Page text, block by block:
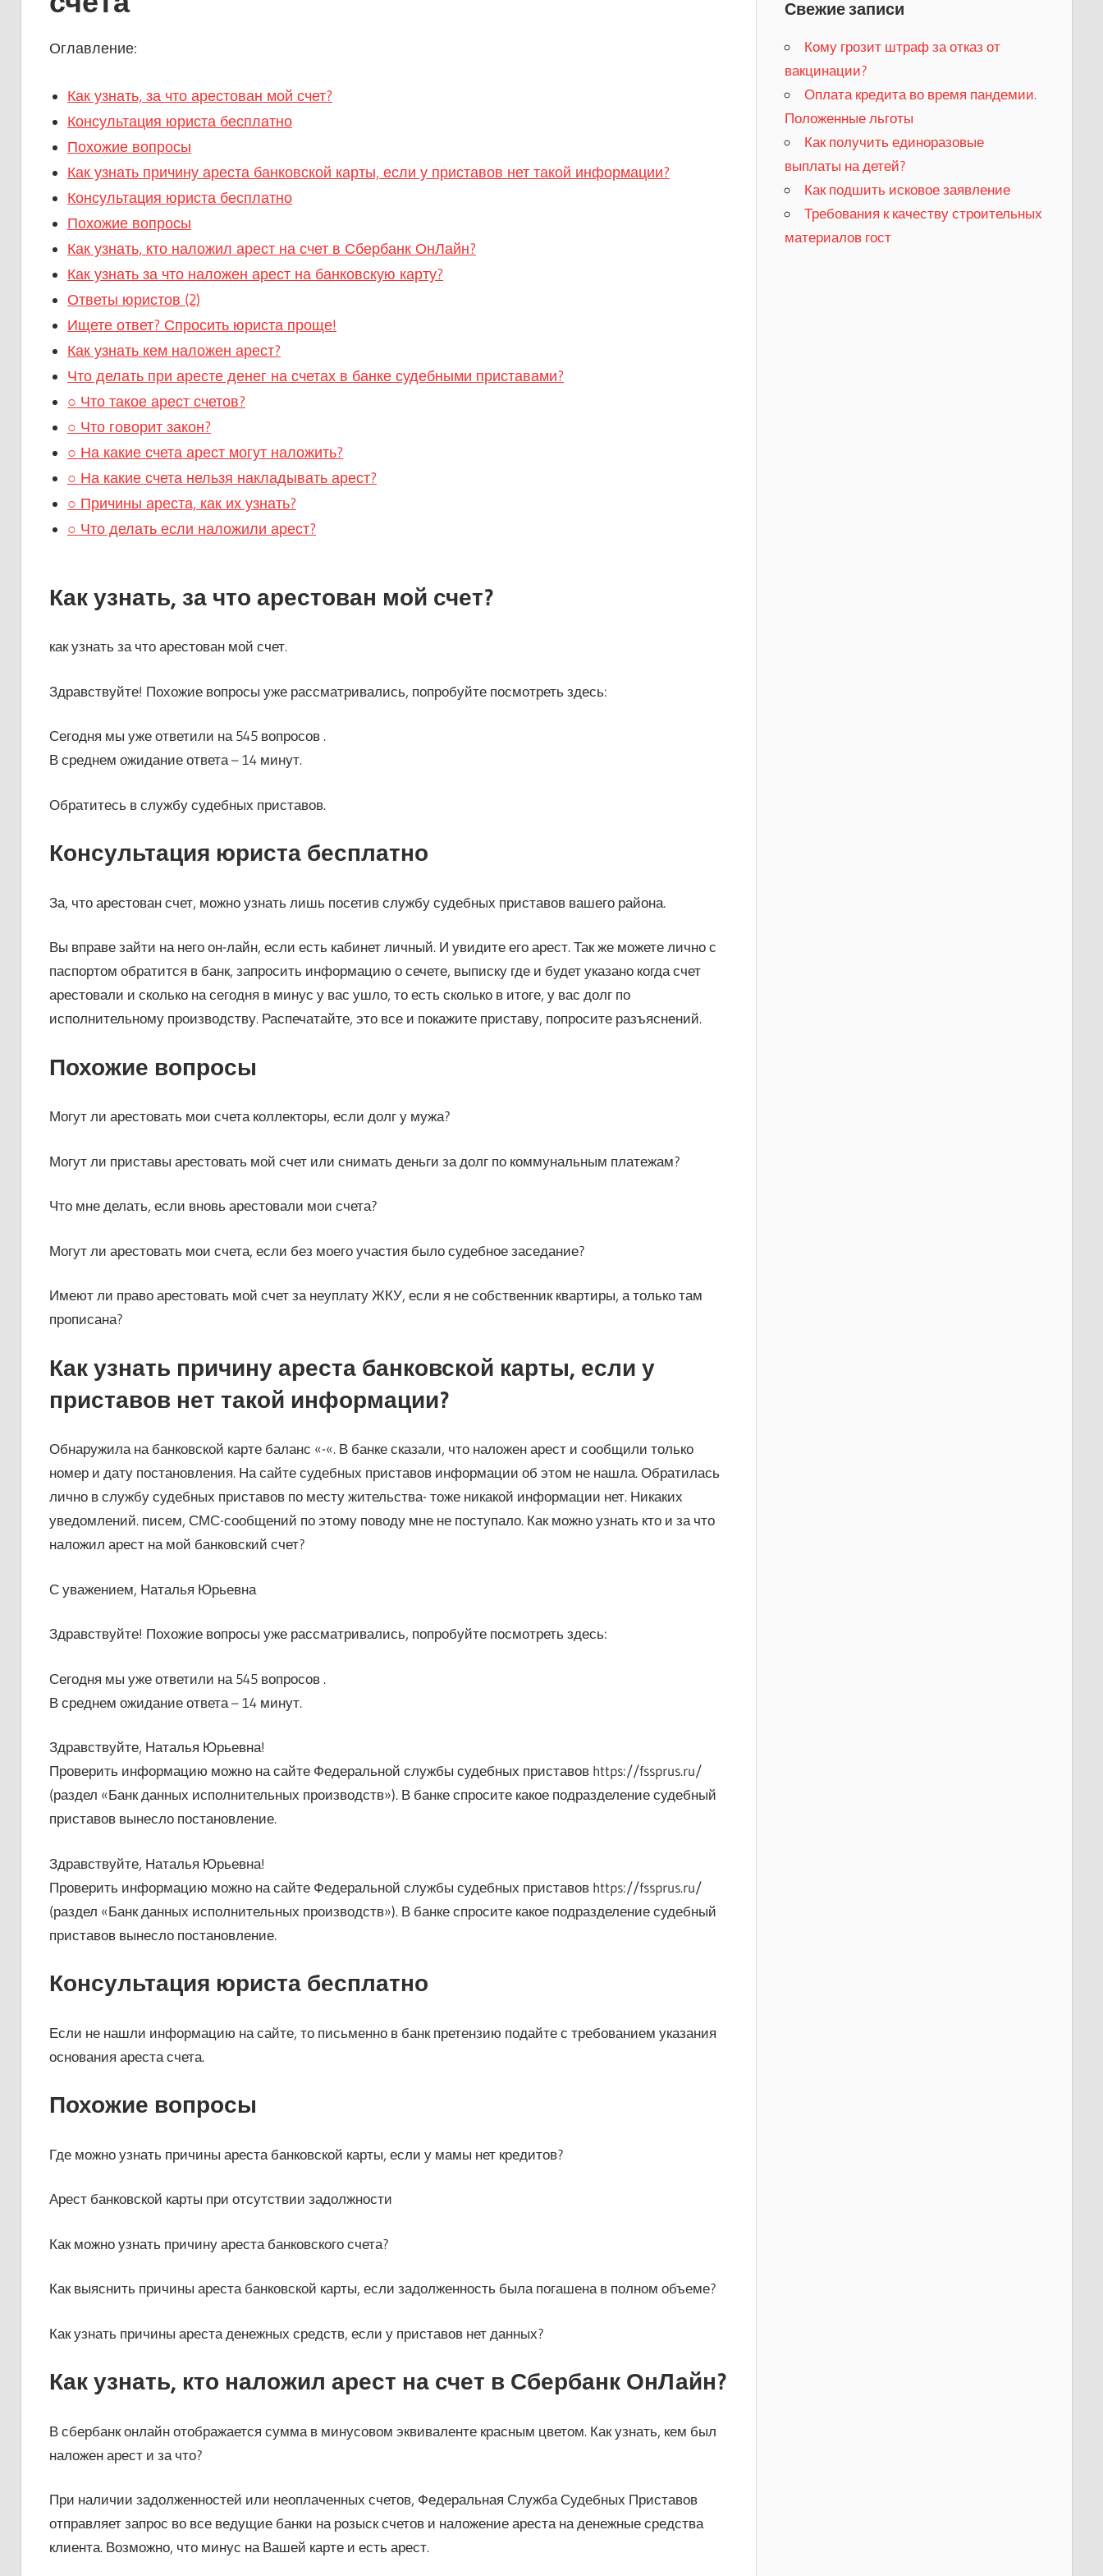
Оглавление:
Как узнать, за что арестован мой счет?
Консультация юриста бесплатно
Похожие вопросы
Как узнать причину ареста банковской карты, если у приставов нет такой информации?
Консультация юриста бесплатно
Похожие вопросы
Как узнать, кто наложил арест на счет в Сбербанк ОнЛайн?
Как узнать за что наложен арест на банковскую карту?
Ответы юристов (2)
Ищете ответ? Спросить юриста проще!
Как узнать кем наложен арест?
Что делать при аресте денег на счетах в банке судебными приставами?
○ Что такое арест счетов?
○ Что говорит закон?
○ На какие счета арест могут наложить?
○ На какие счета нельзя накладывать арест?
○ Причины ареста, как их узнать?
○ Что делать если наложили арест?
Как узнать, за что арестован мой счет?
как узнать за что арестован мой счет.
Здравствуйте! Похожие вопросы уже рассматривались, попробуйте посмотреть здесь:
Сегодня мы уже ответили на 545 вопросов .
В среднем ожидание ответа – 14 минут.
Обратитесь в службу судебных приставов.
Консультация юриста бесплатно
За, что арестован счет, можно узнать лишь посетив службу судебных приставов вашего района.
Вы вправе зайти на него он-лайн, если есть кабинет личный. И увидите его арест. Так же можете лично с
паспортом обратится в банк, запросить информацию о сечете, выписку где и будет указано когда счет
арестовали и сколько на сегодня в минус у вас ушло, то есть сколько в итоге, у вас долг по
исполнительному производству. Распечатайте, это все и покажите приставу, попросите разъяснений.
Похожие вопросы
Могут ли арестовать мои счета коллекторы, если долг у мужа?
Могут ли приставы арестовать мой счет или снимать деньги за долг по коммунальным платежам?
Что мне делать, если вновь арестовали мои счета?
Могут ли арестовать мои счета, если без моего участия было судебное заседание?
Имеют ли право арестовать мой счет за неуплату ЖКУ, если я не собственник квартиры, а только там
прописана?
Как узнать причину ареста банковской карты, если у
приставов нет такой информации?
Обнаружила на банковской карте баланс «-«. В банке сказали, что наложен арест и сообщили только
номер и дату постановления. На сайте судебных приставов информации об этом не нашла. Обратилась
лично в службу судебных приставов по месту жительства- тоже никакой информации нет. Никаких
уведомлений. писем, СМС-сообщений по этому поводу мне не поступало. Как можно узнать кто и за что
наложил арест на мой банковский счет?
С уважением, Наталья Юрьевна
Здравствуйте! Похожие вопросы уже рассматривались, попробуйте посмотреть здесь:
Сегодня мы уже ответили на 545 вопросов .
В среднем ожидание ответа – 14 минут.
Здравствуйте, Наталья Юрьевна!
Проверить информацию можно на сайте Федеральной службы судебных приставов https://fssprus.ru/
(раздел «Банк данных исполнительных производств»). В банке спросите какое подразделение судебный
приставов вынесло постановление.
Здравствуйте, Наталья Юрьевна!
Проверить информацию можно на сайте Федеральной службы судебных приставов https://fssprus.ru/
(раздел «Банк данных исполнительных производств»). В банке спросите какое подразделение судебный
приставов вынесло постановление.
Консультация юриста бесплатно
Если не нашли информацию на сайте, то письменно в банк претензию подайте с требованием указания
основания ареста счета.
Похожие вопросы
Где можно узнать причины ареста банковской карты, если у мамы нет кредитов?
Арест банковской карты при отсутствии задолжности
Как можно узнать причину ареста банковского счета?
Как выяснить причины ареста банковской карты, если задолженность была погашена в полном объеме?
Как узнать причины ареста денежных средств, если у приставов нет данных?
Как узнать, кто наложил арест на счет в Сбербанк ОнЛайн?
В сбербанк онлайн отображается сумма в минусовом эквиваленте красным цветом. Как узнать, кем был
наложен арест и за что?
При наличии задолженностей или неоплаченных счетов, Федеральная Служба Судебных Приставов
отправляет запрос во все ведущие банки на розыск счетов и наложение ареста на денежные средства
клиента. Возможно, что минус на Вашей карте и есть арест.
Свежие записи
Кому грозит штраф за отказ от
вакцинации?
​Оплата кредита во время пандемии.
Положенные льготы
​Как получить единоразовые
выплаты на детей?
Как подшить исковое заявление
Требования к качеству строительных
материалов гост